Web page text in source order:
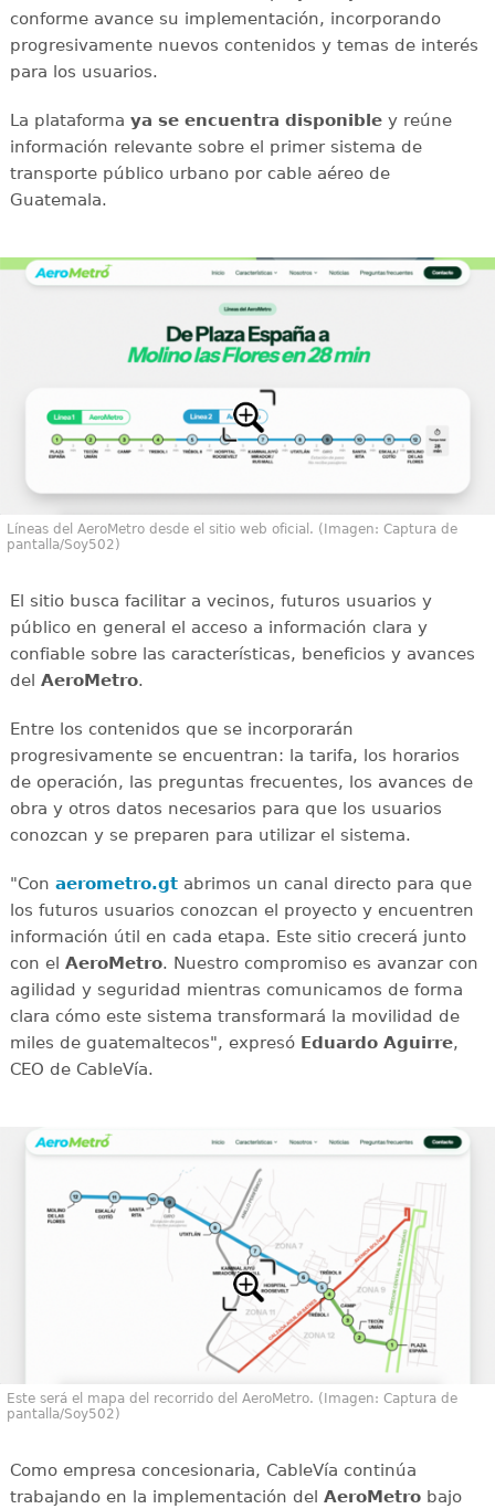
conforme avance su implementación, incorporando
progresivamente nuevos contenidos y temas de interés
para los usuarios.
La plataforma ya se encuentra disponibley reúne
información relevante sobre el primer sistema de
transporte público urbano por cable aéreo de
Guatemala.
Líneas del AeroMetro desde el sitio web oficial. (Imagen: Captura de
pantalla/Soy502)
El sitio busca facilitar a vecinos, futuros usuarios y
público en general el acceso a información clara y
confiable sobre las características, beneficios y avances
del AeroMetro.
Entre los contenidos que se incorporarán
progresivamente se encuentran: la tarifa, los horarios
de operación, las preguntas frecuentes, los avances de
obra y otros datos necesarios para que los usuarios
conozcan y se preparen para utilizar el sistema.
"Con aerometro.gtabrimos un canal directo para que
los futuros usuarios conozcan el proyecto y encuentren
información útil en cada etapa. Este sitio crecerá junto
con el AeroMetro. Nuestro compromiso es avanzar con
agilidad y seguridad mientras comunicamos de forma
clara cómo este sistema transformará la movilidad de
miles de guatemaltecos", expresó Eduardo Aguirre,
CEO de CableVía.
Este será el mapa del recorrido del AeroMetro. (Imagen: Captura de
pantalla/Soy502)
Como empresa concesionaria, CableVía continúa
trabajando en la implementación del AeroMetrobajo